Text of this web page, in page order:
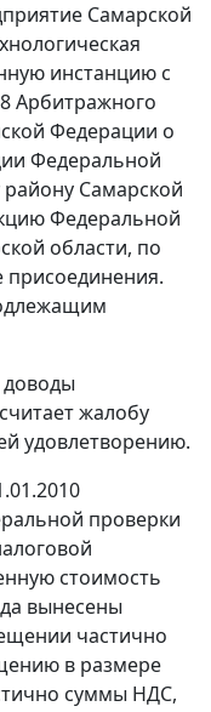
Самарской
инстанцию с
Арбитражного
Федерации о
Федеральной
Самарской
Федеральной
области, по
доводы
жалобу
удовлетворению.
проверки
стоимость
вынесены
частично
в размере
суммы НДС,